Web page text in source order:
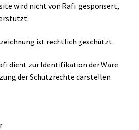
wird nicht von Rafi gesponsert,
ist rechtlich geschützt.
dient zur Identifikation der Ware
der Schutzrechte darstellen